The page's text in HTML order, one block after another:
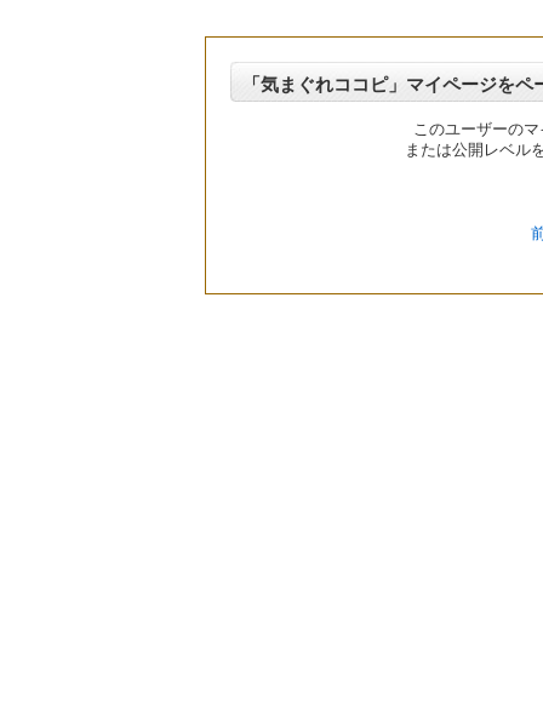
「気まぐれココピ」マイページを
このユーザーの
または公開レベル